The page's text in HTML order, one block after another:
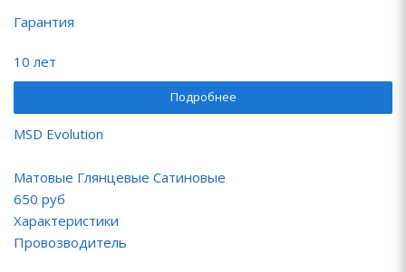
Гарантия
10 лет
Подробнее
MSD Evolution
Матовые Глянцевые Сатиновые
650 руб
Характеристики
Провозводитель